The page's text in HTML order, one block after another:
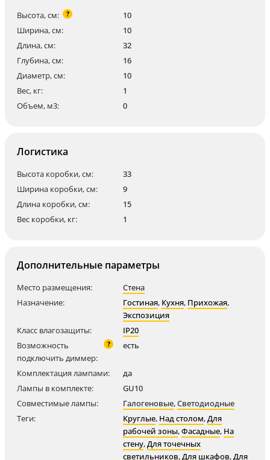
Высота, см: ?
10
Ширина, см:
10
Длина, см:
32
Глубина, см:
16
Диаметр, см:
10
Вес, кг:
1
Объем, м3:
0
Логистика
Высота коробки, см:
33
Ширина коробки, см:
9
Длина коробки, см:
15
Вес коробки, кг:
1
Дополнительные параметры
Место размещения:
Стена
Назначение:
Гостиная, Кухня, Прихожая,
Экспозиция
Класс влагозащиты:
IP20
Возможность
подключить диммер:
? есть
Комплектация лампами:
да
Лампы в комплекте:
GU10
Совместимые лампы:
Галогеновые,Светодиодные
Теги:
Круглые, Над столом,Для
рабочей зоны,Фасадные, На
стену,Для точечных
светильников,Для шкафов,Для